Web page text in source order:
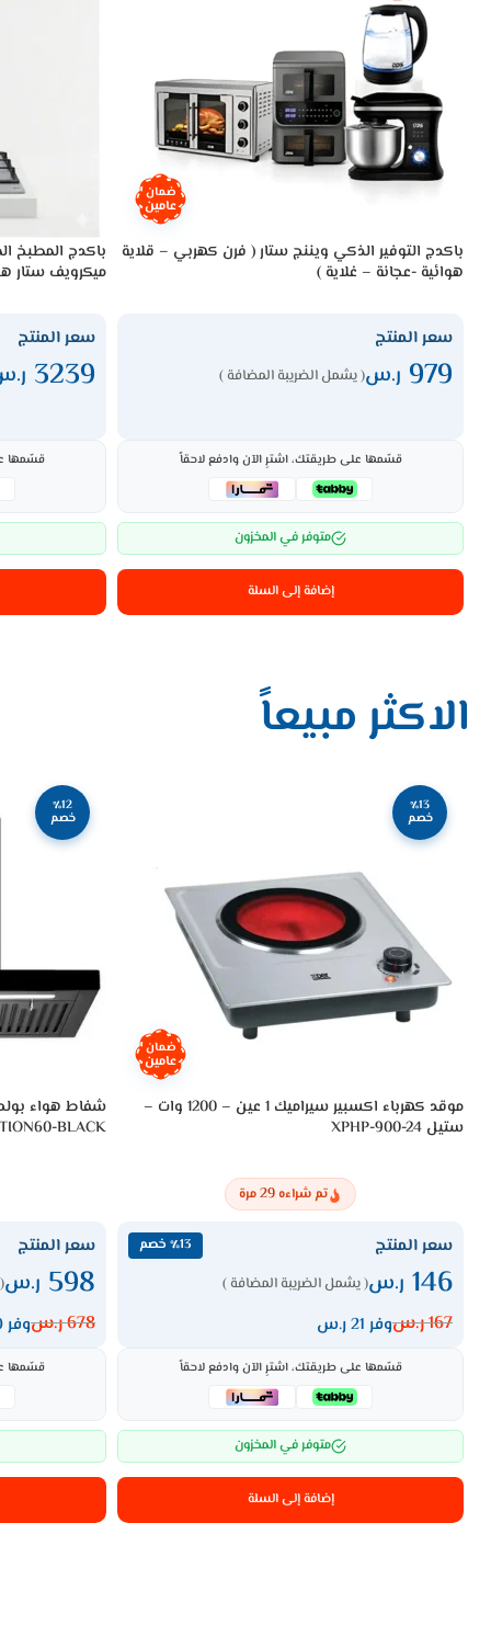
ضمان
عامين
باكدج التوفير الذكي ويننج ستار ( فرن كهربي – قلاية
هوائية -عجانة – غلاية )
سعر المنتج
979 ر.س( يشمل الضريبة المضافة )
قسّمها على طريقتك، اشترِ الآن وادفع لاحقاً
متوفر في المخزون
إضافة إلى السلة
باكدج المطبخ
ميكرويف ستار
سعر المنتج
3239
قسّمها
الاكثر مبيعاً
٪13
خصم
ضمان
عامين
موقد كهرباء اكسبير سيراميك 1 عين – 1200 وات –
ستيل XPHP-900-24
تم شراءه29مرة
سعر المنتج ٪13 خصم
146 ر.س( يشمل الضريبة المضافة )
167ر.سوفر 21 ر.س
قسّمها على طريقتك، اشترِ الآن وادفع لاحقاً
متوفر في المخزون
إضافة إلى السلة
٪12
خصم
BLACK
سعر المنتج
598 ر.س
678ر.سوفر 80 ر.س
قسّمها